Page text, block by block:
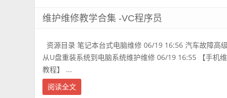
维护维修教学合集 -VC程序员
资源目录 笔记本台式电脑维修 06/19 16:56 汽车故障高
从U盘重装系统到电脑系统维护维修 06/19 16:55 【手机
教程】 ...
阅读全文